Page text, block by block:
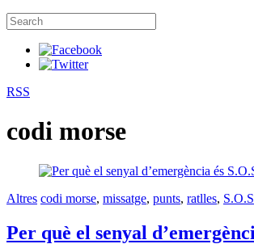
RSS
codi morse
Altres codi morse, missatge, punts, ratlles, S.O.S
Per què el senyal